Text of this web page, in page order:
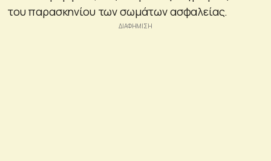
του παρασκηνίου των σωμάτων ασφαλείας.